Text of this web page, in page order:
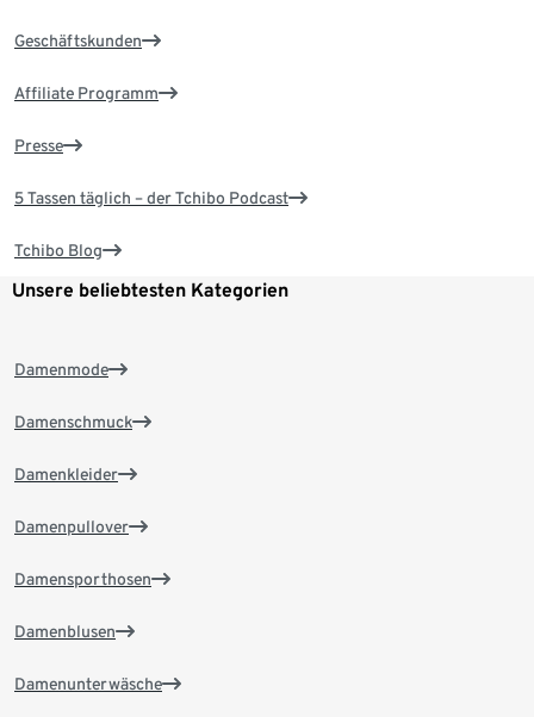
Geschäftskunden
Affiliate Programm
Presse
5 Tassen täglich – der Tchibo Podcast
Tchibo Blog
Unsere beliebtesten Kategorien
Damenmode
Damenschmuck
Damenkleider
Damenpullover
Damensporthosen
Damenblusen
Damenunterwäsche